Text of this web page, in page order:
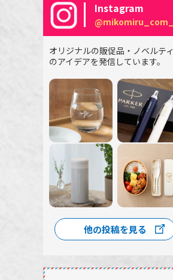
Instagram
@mikomiru_com_
オリジナルの販促品・ノベルティ
のアイデアを発信しています。
他の投稿を見る